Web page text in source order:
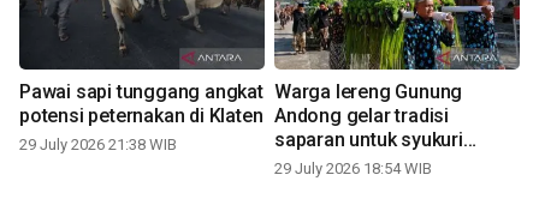
Pawai sapi tunggang angkat
potensi peternakan di Klaten
29 July 2026 21:38 WIB
Warga lereng Gunung
Andong gelar tradisi
saparan untuk syukuri
panen
29 July 2026 18:54 WIB